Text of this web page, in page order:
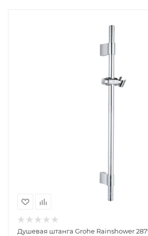
Душевая штанга Grohe Rainshower